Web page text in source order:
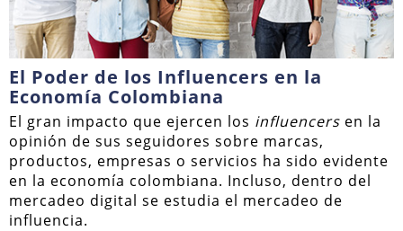
El Poder de los Influencers en la
Economía Colombiana
El gran impacto que ejercen los influencers en la
opinión de sus seguidores sobre marcas,
productos, empresas o servicios ha sido evidente
en la economía colombiana. Incluso, dentro del
mercadeo digital se estudia el mercadeo de
influencia.